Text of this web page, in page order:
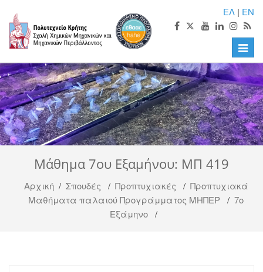
ΕΛ | EN
Toggle
Μάθημα 7ου Εξαμήνου: ΜΠ 419
Αρχική/ Σπουδές / Προπτυχιακές / Προπτυχιακά
Μαθήματα παλαιού Προγράμματος ΜΗΠΕΡ / 7ο
Εξάμηνο /